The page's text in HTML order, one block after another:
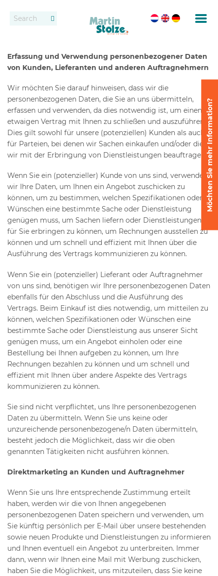
Erfassung und Verwendung personenbezogener Daten
von Kunden, Lieferanten und anderen Auftragnehmern
Wir möchten Sie darauf hinweisen, dass wir die
personenbezogenen Daten, die Sie an uns übermitteln,
erfassen und verwenden, da dies notwendig ist, um einen
etwaigen Vertrag mit Ihnen zu schließen und auszuführen.
Dies gilt sowohl für unsere (potenziellen) Kunden als auch
für Parteien, bei denen wir Sachen einkaufen und/oder die
wir mit der Erbringung von Dienstleistungen beauftragen.
Wenn Sie ein (potenzieller) Kunde von uns sind, verwenden
wir Ihre Daten, um Ihnen ein Angebot zuschicken zu
können, um zu bestimmen, welchen Spezifikationen oder
Wünschen eine bestimmte Sache oder Dienstleistung
genügen muss, um Sachen liefern oder Dienstleistungen
für Sie erbringen zu können, um Rechnungen ausstellen zu
können und um schnell und effizient mit Ihnen über die
Ausführung des Vertrags kommunizieren zu können.
Wenn Sie ein (potenzieller) Lieferant oder Auftragnehmer
von uns sind, benötigen wir Ihre personenbezogenen Daten
ebenfalls für den Abschluss und die Ausführung des
Vertrags. Beim Einkauf ist dies notwendig, um mitteilen zu
können, welchen Spezifikationen oder Wünschen eine
bestimmte Sache oder Dienstleistung aus unserer Sicht
genügen muss, um ein Angebot einholen oder eine
Bestellung bei Ihnen aufgeben zu können, um Ihre
Rechnungen bezahlen zu können und um schnell und
effizient mit Ihnen über andere Aspekte des Vertrags
kommunizieren zu können.
Sie sind nicht verpflichtet, uns Ihre personenbezogenen
Daten zu übermitteln. Wenn Sie uns keine oder
unzureichende personenbezogene/n Daten übermitteln,
besteht jedoch die Möglichkeit, dass wir die oben
genannten Tätigkeiten nicht ausführen können.
Direktmarketing an Kunden und Auftragnehmer
Wenn Sie uns Ihre entsprechende Zustimmung erteilt
haben, werden wir die von Ihnen angegebenen
personenbezogenen Daten speichern und verwenden, um
Sie künftig persönlich per E-Mail über unsere bestehenden
sowie neuen Produkte und Dienstleistungen zu informieren
und Ihnen eventuell ein Angebot zu unterbreiten. Immer
dann, wenn wir Ihnen eine Mail mit Werbung zuschicken,
haben Sie die Möglichkeit, uns mitzuteilen, dass Sie keine
Möchten Sie mehr Information?
Rollenbahnen
Vermietung
Eintopfen
Feste Förderbandsysteme
Absetzen und Auseinanderstellen
Liefern
Liefersysteme
Kartontransport
Verpacken - Einpacken - Sortieren
Zubehör
Händlern